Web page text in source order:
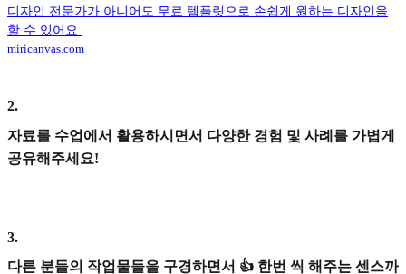
디자인 전문가가 아니어도 무료 템플릿으로 손쉽게 원하는 디자인을
할 수 있어요.
miricanvas.com
2.
자료를 수업에서 활용하시면서 다양한 경험 및 사례를 가볍게
공유해주세요!
3.
다른 분들의 작업물들을 구경하면서 👍 한번 씩 해주는 센스까